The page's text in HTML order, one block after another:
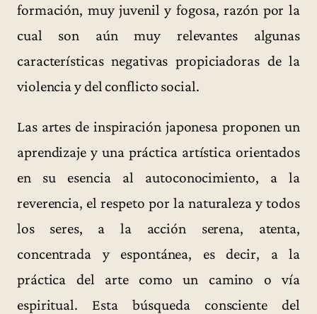
formación, muy juvenil y fogosa, razón por la
cual son aún muy relevantes algunas
características negativas propiciadoras de la
violencia y del conflicto social.
Las artes de inspiración japonesa proponen un
aprendizaje y una práctica artística orientados
en su esencia al autoconocimiento, a la
reverencia, el respeto por la naturaleza y todos
los seres, a la acción serena, atenta,
concentrada y espontánea, es decir, a la
práctica del arte como un camino o vía
espiritual. Esta búsqueda consciente del